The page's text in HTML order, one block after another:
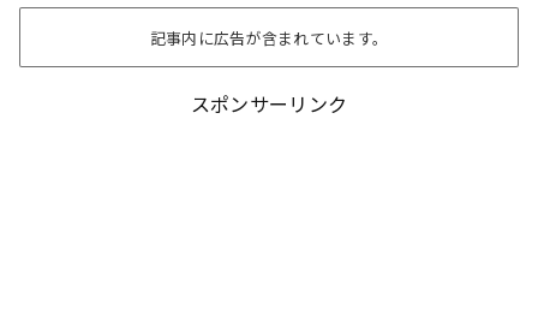
記事内に広告が含まれています。
スポンサーリンク